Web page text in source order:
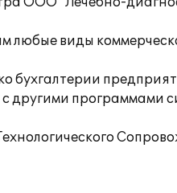
виды
другими программами